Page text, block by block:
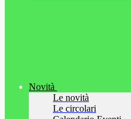
Novità
Le novità
Le circolari